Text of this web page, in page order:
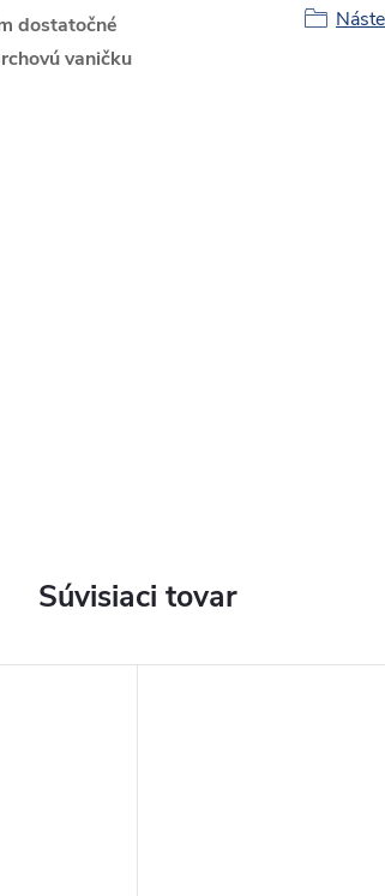
dostatočné
vaničku
Súvisiaci tovar